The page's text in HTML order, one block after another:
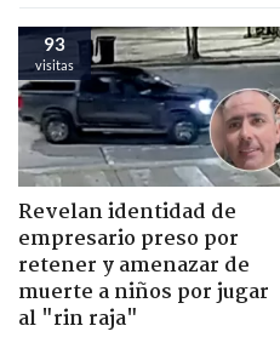
93
visitas
Revelan identidad de
empresario preso por
retener y amenazar de
muerte a niños por jugar
al "rin raja"